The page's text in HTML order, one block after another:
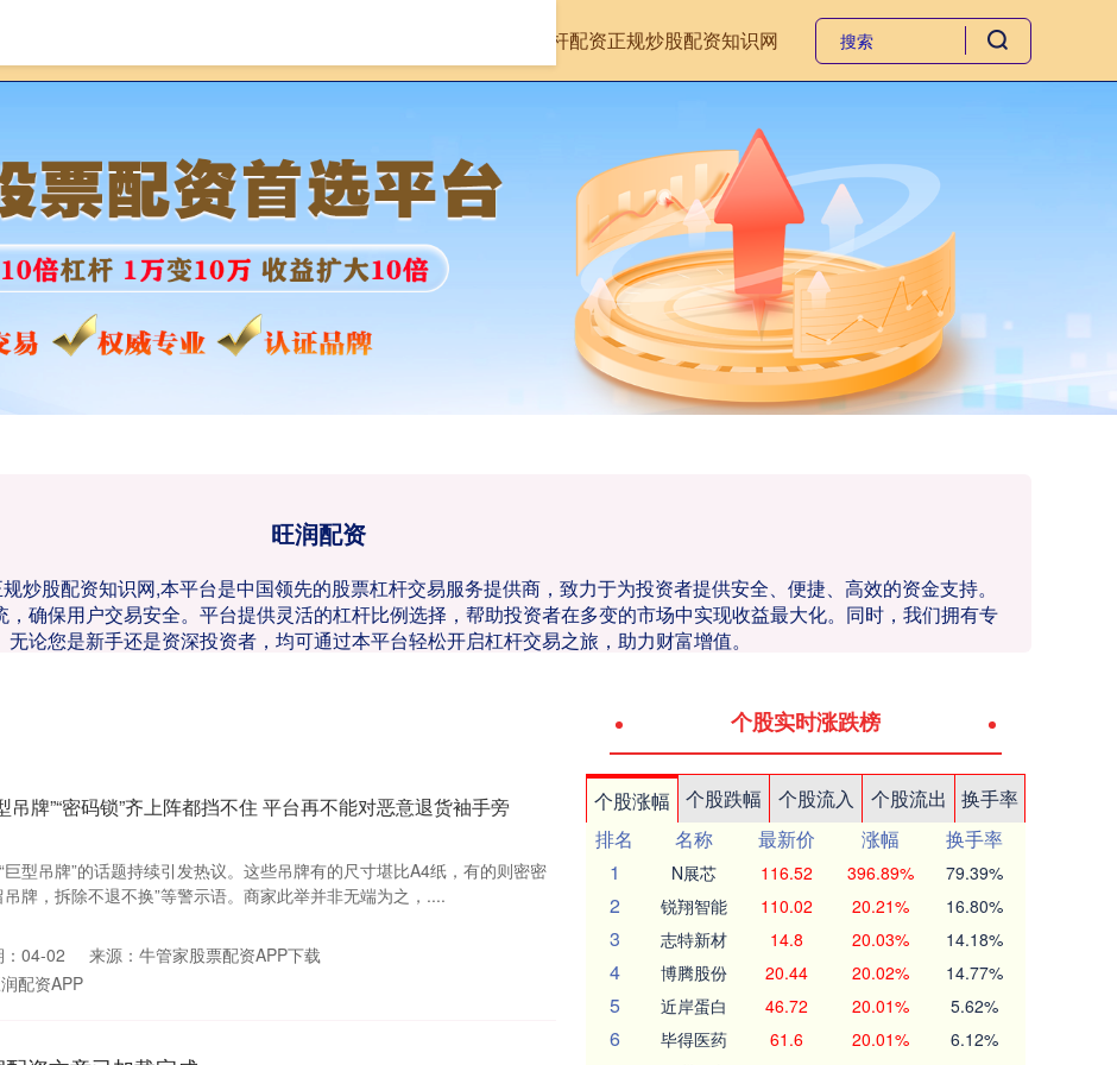
在线杠杆配资正规炒股配资知识网
旺润配资
炒股配资知识网,本平台是中国领先的股票杠杆交易服务提供商，致力于为投资者提供安全、便捷、高效的资金支持。
确保用户交易安全。平台提供灵活的杠杆比例选择，帮助投资者在多变的市场中实现收益最大化。同时，我们拥有专
论您是新手还是资深投资者，均可通过本平台轻松开启杠杆交易之旅，助力财富增值。
吊牌”“密码锁”齐上阵都挡不住 平台再不能对恶意退货袖手旁
型吊牌”的话题持续引发热议。这些吊牌有的尺寸堪比A4纸，有的则密密
牌，拆除不退不换”等警示语。商家此举并非无端为之，....
：04-02
来源：牛管家股票配资APP下载
配资APP
个股实时涨跌榜
个股涨幅 个股跌幅 个股流入 个股流出
换手率
排名
名称 最新价 涨幅
换手率
1
N展芯 116.52 396.89% 79.39%
2 锐翔智能 110.02 20.21% 16.80%
3 志特新材 14.8 20.03% 14.18%
4 博腾股份 20.44 20.02% 14.77%
5 近岸蛋白 46.72 20.01% 5.62%
6 毕得医药 61.6 20.01% 6.12%